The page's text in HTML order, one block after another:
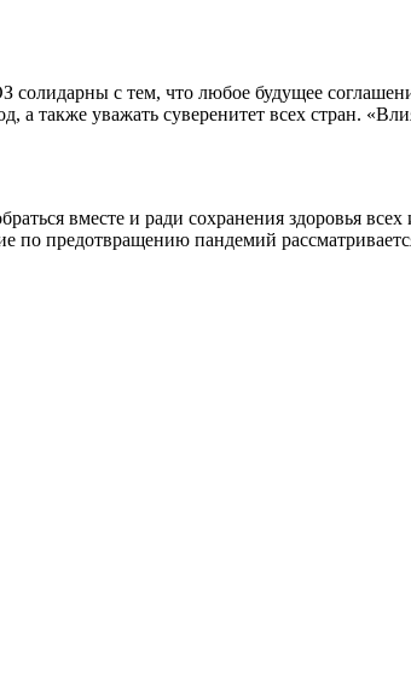
солидарны с тем, что любое будущее
а также уважать суверенитет всех стран.
вместе и ради сохранения здоровья всех
по предотвращению пандемий